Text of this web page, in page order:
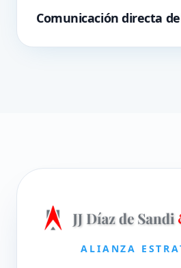
Comunicación directa
ALIANZA